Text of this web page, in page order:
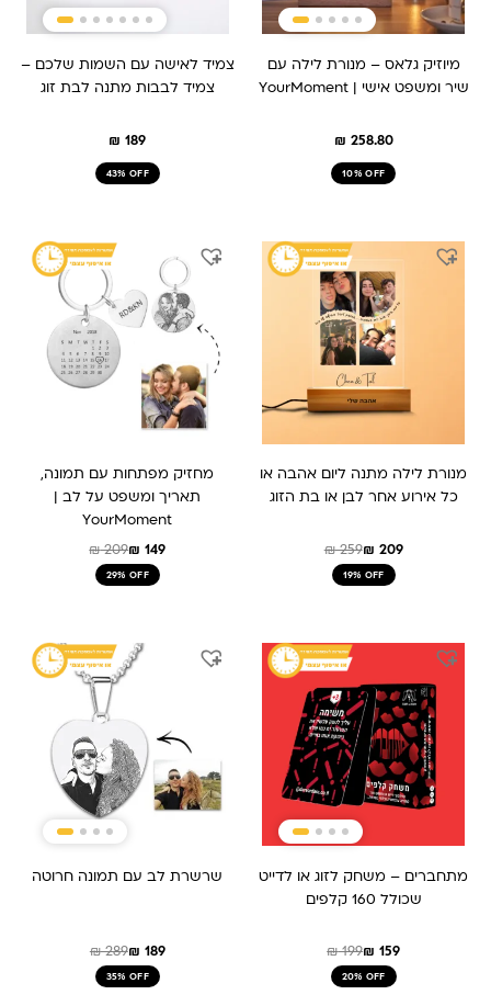
מיוזיק גלאס – מנורת לילה עם
שיר ומשפט אישי | YourMoment
₪ 258.80
10% OFF
צמיד לאישה עם השמות שלכם –
צמיד לבבות מתנה לבת זוג
₪ 189
43% OFF
מנורת לילה מתנה ליום אהבה או
כל אירוע אחר לבן או בת הזוג
₪259
המחיר
היה:
₪ 209
המחיר
הוא:
19% OFF
מחזיק מפתחות עם תמונה,
תאריך ומשפט על לב |
YourMoment
₪209
המקורי
₪ 209.
₪ 149
הנוכחי
₪ 149.
29% OFF
מתחברים – משחק לזוג או לדייט
שכולל 160 קלפים
₪199
המחיר
היה:
₪ 199.
₪ 159
המחיר
הוא:
₪ 159.
20% OFF
שרשרת לב עם תמונה חרוטה
₪289
המחיר
המקורי
₪ 189
המחיר
הנוכחי
35% OFF